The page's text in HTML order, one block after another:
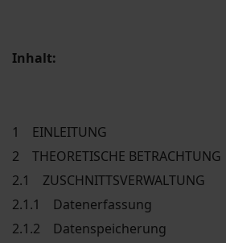
Inhalt:
1 EINLEITUNG
2 THEORETISCHE BETRACHTUNG
2.1 ZUSCHNITTSVERWALTUNG
2.1.1 Datenerfassung
2.1.2 Datenspeicherung